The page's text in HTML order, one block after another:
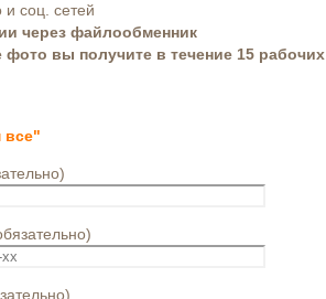
и соц. сетей
через файлообменник
вы получите в течение 15
все"